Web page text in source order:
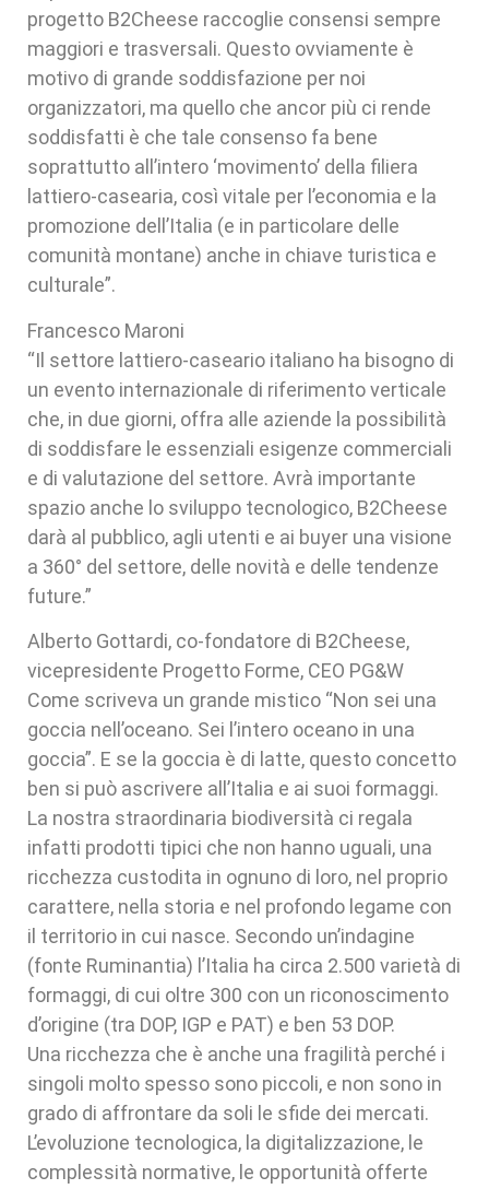
progetto B2Cheese raccoglie consensi sempre
maggiori e trasversali. Questo ovviamente è
motivo di grande soddisfazione per noi
organizzatori, ma quello che ancor più ci rende
soddisfatti è che tale consenso fa bene
soprattutto all’intero ‘movimento’ della filiera
lattiero-casearia, così vitale per l’economia e la
promozione dell’Italia (e in particolare delle
comunità montane) anche in chiave turistica e
culturale”.
Francesco Maroni
“Il settore lattiero-caseario italiano ha bisogno di
un evento internazionale di riferimento verticale
che, in due giorni, offra alle aziende la possibilità
di soddisfare le essenziali esigenze commerciali
e di valutazione del settore. Avrà importante
spazio anche lo sviluppo tecnologico, B2Cheese
darà al pubblico, agli utenti e ai buyer una visione
a 360° del settore, delle novità e delle tendenze
future.”
Alberto Gottardi, co-fondatore di B2Cheese,
vicepresidente Progetto Forme, CEO PG&W
Come scriveva un grande mistico “Non sei una
goccia nell’oceano. Sei l’intero oceano in una
goccia”. E se la goccia è di latte, questo concetto
ben si può ascrivere all’Italia e ai suoi formaggi.
La nostra straordinaria biodiversità ci regala
infatti prodotti tipici che non hanno uguali, una
ricchezza custodita in ognuno di loro, nel proprio
carattere, nella storia e nel profondo legame con
il territorio in cui nasce. Secondo un’indagine
(fonte Ruminantia) l’Italia ha circa 2.500 varietà di
formaggi, di cui oltre 300 con un riconoscimento
d’origine (tra DOP, IGP e PAT) e ben 53 DOP.
Una ricchezza che è anche una fragilità perché i
singoli molto spesso sono piccoli, e non sono in
grado di affrontare da soli le sfide dei mercati.
L’evoluzione tecnologica, la digitalizzazione, le
complessità normative, le opportunità offerte